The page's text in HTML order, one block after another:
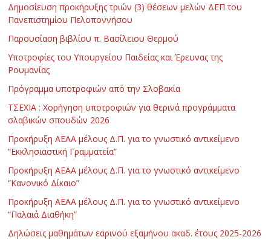
Δημοσίευση προκήρυξης τριών (3) θέσεων μελών ΔΕΠ του
Πανεπιστημίου Πελοποννήσου
Παρουσίαση βιβλίου π. Βασίλειου Θερμού
Υποτροφίες του Υπουργείου Παιδείας και Έρευνας της
Ρουμανίας
Πρόγραμμα υποτροφιών από την Σλοβακία
ΤΣΕΧΙΑ : Χορήγηση υποτροφιών για θερινά προγράμματα
σλαβικών σπουδών 2026
Προκήρυξη ΑΕΑΑ μέλους Δ.Π. για το γνωστικό αντικείμενο
“Εκκλησιαστική Γραμματεία”
Προκήρυξη ΑΕΑΑ μέλους Δ.Π. για το γνωστικό αντικείμενο
“Κανονικό Δίκαιο”
Προκήρυξη ΑΕΑΑ μέλους Δ.Π. για το γνωστικό αντικείμενο
“Παλαιά Διαθήκη”
Δηλώσεις μαθημάτων εαρινού εξαμήνου ακαδ. έτους 2025-2026